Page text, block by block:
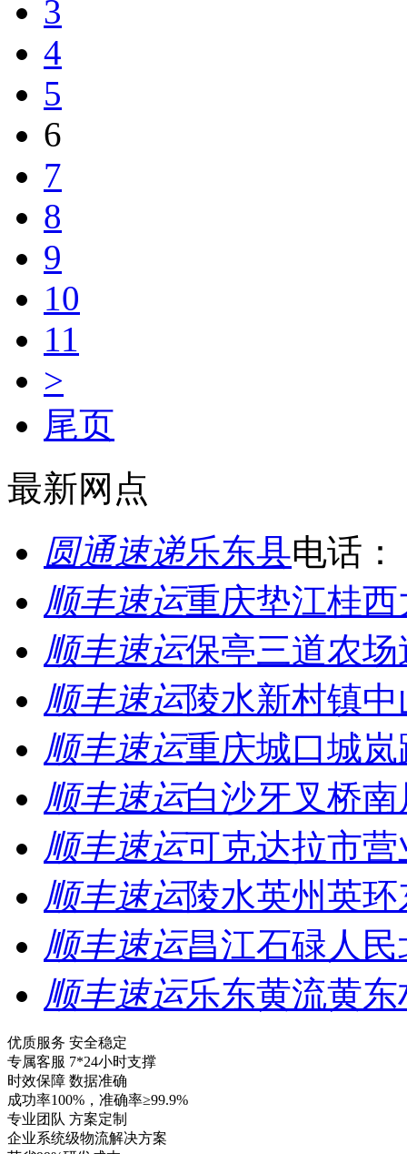
3
4
5
6
7
8
9
10
11
>
尾页
最新网点
圆通速递乐东县电话：
顺丰速运重庆垫江桂
顺丰速运保亭三道农
顺丰速运陵水新村镇
顺丰速运重庆城口城
顺丰速运白沙牙叉桥
顺丰速运可克达拉市营
顺丰速运陵水英州英
顺丰速运昌江石碌人
顺丰速运乐东黄流黄
优质服务 安全稳定
专属客服 7*24小时支撑
时效保障 数据准确
成功率100%，准确率≥99.9%
专业团队 方案定制
企业系统级物流解决方案